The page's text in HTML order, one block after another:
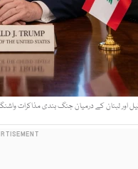
اور لبنان کے درمیان جنگ بندی مذاکرات